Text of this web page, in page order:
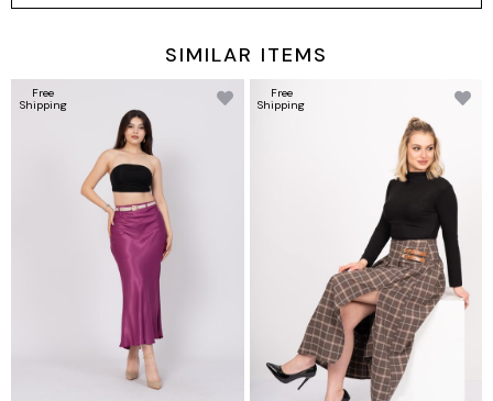
Daha rahat kalıp isteyenler bir beden büyük tercih edebilir.
SIMILAR ITEMS
Free
Shipping
Free
Shipping